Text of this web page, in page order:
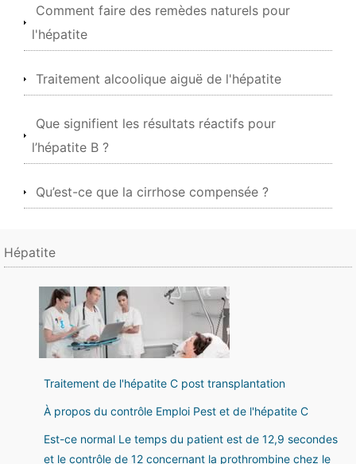
Comment faire des remèdes naturels pour
l'hépatite
Traitement alcoolique aiguë de l'hépatite
Que signifient les résultats réactifs pour
l’hépatite B ?
Qu’est-ce que la cirrhose compensée ?
Hépatite
Traitement de l'hépatite C post transplantation
À propos du contrôle Emploi Pest et de l'hépatite C
Est-ce normal Le temps du patient est de 12,9 secondes
et le contrôle de 12 concernant la prothrombine chez le